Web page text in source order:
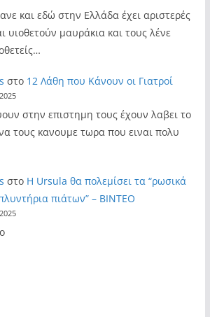
και εδώ στην Ελλάδα έχει αριστερές
υιοθετούν μαυράκια και τους λένε
στο 12 Λάθη που Κάνουν οι Γιατροί
στην επιστημη τους έχουν λαβει το
τους κανουμε τωρα που ειναι πολυ
στο Η Ursula θα πολεμίσει τα “ρωσικά
πιάτων” – ΒΙΝΤΕΟ